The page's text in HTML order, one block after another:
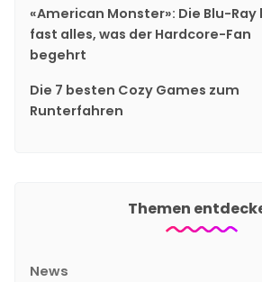
«American Monster»: Die Blu-
fast alles, was der Hardcore-Fan
begehrt
Die 7 besten Cozy Games zum
Runterfahren
Themen
News